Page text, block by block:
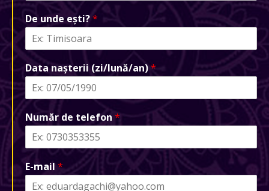
De unde ești?*
Data nașterii (zi/lună/an)*
Număr de telefon *
E-mail *